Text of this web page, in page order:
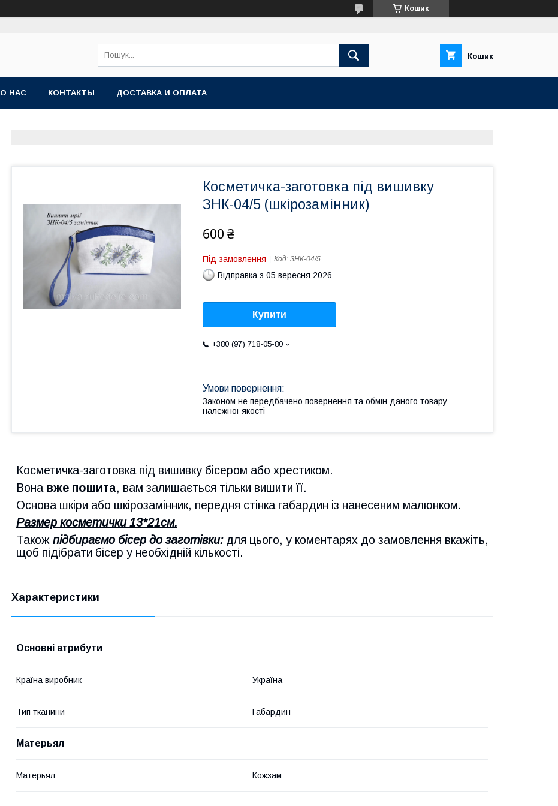
Кошик
Кошик
О НАС КОНТАКТЫ ДОСТАВКА И ОПЛАТА
Косметичка-заготовка під вишивку
ЗНК-04/5 (шкірозамінник)
600 ₴
Під замовлення Код: ЗНК-04/5
Відправка з 05 вересня 2026
Купити
+380 (97) 718-05-80
Законом не передбачено повернення та обмін даного товару
належної якості
Косметичка-заготовка під вишивку бісером або хрестиком.
Вона вже пошита, вам залишається тільки вишити її.
Основа шкіри або шкірозамінник, передня стінка габардин із нанесеним малюнком.
Размер косметички 13*21см.
Також підбираємо бісер до заготівки:для цього, у коментарях до замовлення вкажіть,
щоб підібрати бісер у необхідній кількості.
Характеристики
Основні атрибути
Країна виробник Україна
Тип тканини Габардин
Матерьял
Матерьял Кожзам